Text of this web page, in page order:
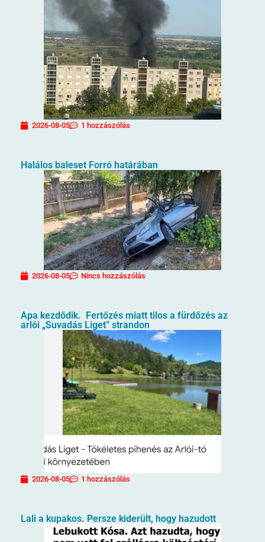
2026-08-05 1 hozzászólás
Halálos baleset Forró határában
2026-08-05 Nincs hozzászólás
Apa kezdődik. Fertőzés miatt tilos a fürdőzés az
arlói „Suvadás Liget” strandon
2026-08-05 1 hozzászólás
Lali a kupakos. Persze kiderült, hogy hazudott